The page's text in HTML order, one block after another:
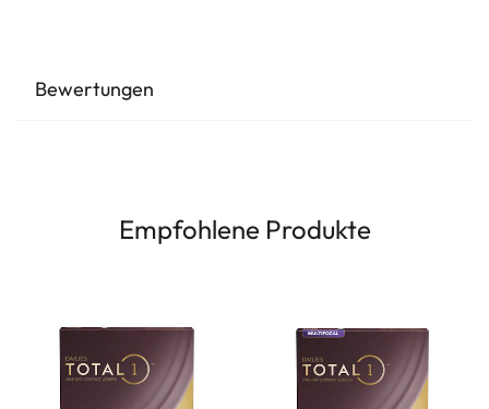
Bewertungen
Empfohlene Produkte